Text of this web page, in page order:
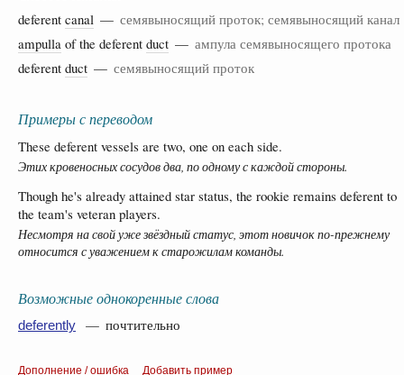
deferent canal — семявыносящий проток; семявыносящий канал
ampulla of the deferent duct — ампула семявыносящего протока
deferent duct — семявыносящий проток
Примеры с переводом
These deferent vessels are two, one on each side.
Этих кровеносных сосудов два, по одному с каждой стороны.
Though he's already attained star status, the rookie remains deferent to
the team's veteran players.
Несмотря на свой уже звёздный статус, этот новичок по-прежнему
относится с уважением к старожилам команды.
Возможные однокоренные слова
deferently — почтительно
Дополнение / ошибка Добавить пример